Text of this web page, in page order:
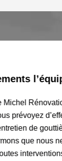
l’équipe
Rénovation
de gouttière,
nous ne
à